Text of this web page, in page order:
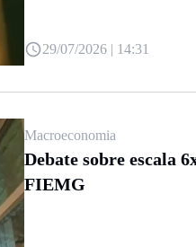
29/07/2026 | 14:31
Macroeconomia
Debate sobre escala
FIEMG